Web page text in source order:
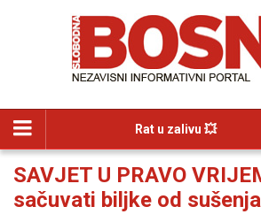
Rat u zalivu 💥
SAVJET U PRAVO
sačuvati biljke od